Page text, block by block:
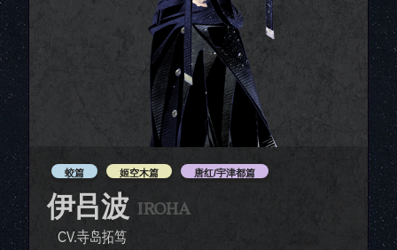
蛟篇 姬空木篇 唐红/宇津都篇
伊吕波 IROHA
CV.寺岛拓笃